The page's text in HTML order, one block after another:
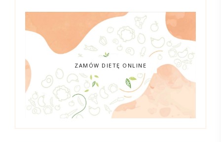
ZAMÓW DIETĘ ONLINE